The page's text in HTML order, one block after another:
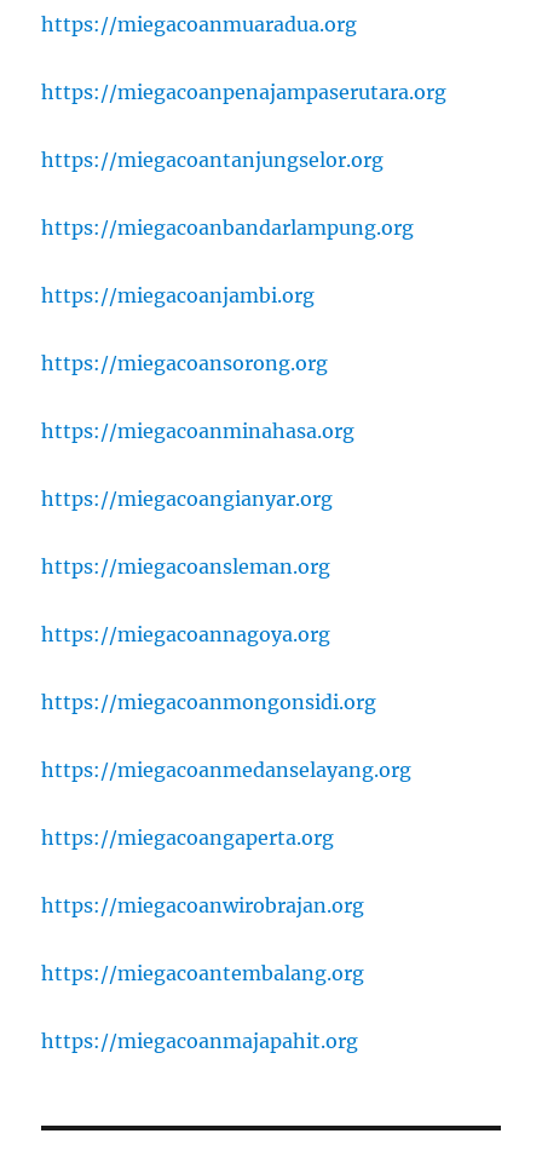
https://miegacoanmuaradua.org
https://miegacoanpenajampaserutara.org
https://miegacoantanjungselor.org
https://miegacoanbandarlampung.org
https://miegacoanjambi.org
https://miegacoansorong.org
https://miegacoanminahasa.org
https://miegacoangianyar.org
https://miegacoansleman.org
https://miegacoannagoya.org
https://miegacoanmongonsidi.org
https://miegacoanmedanselayang.org
https://miegacoangaperta.org
https://miegacoanwirobrajan.org
https://miegacoantembalang.org
https://miegacoanmajapahit.org